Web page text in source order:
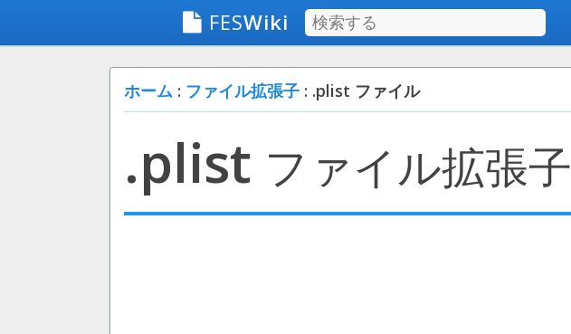
FESWiki
ホーム : ファイル拡張子 : .plist ファイル
.plist ファイル拡張子